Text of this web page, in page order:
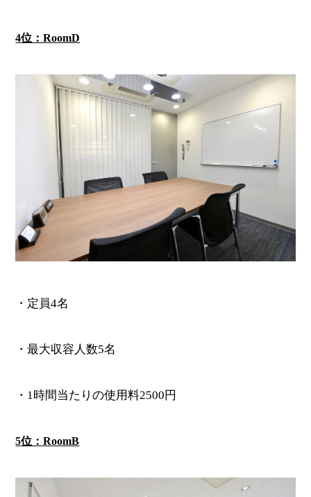
4位：RoomD
・定員4名
・最大収容人数5名
・1時間当たりの使用料2500円
5位：RoomB